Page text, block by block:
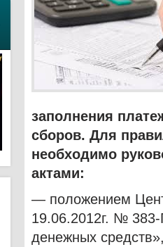
заполнения
сборов. Для
необходимо
актами:
— положением
19.06.2012г. №
денежных